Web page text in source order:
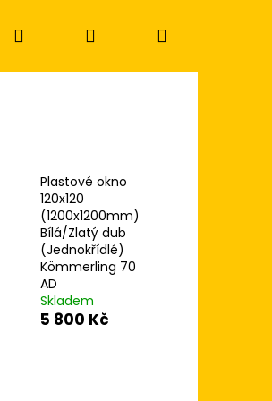
Hledat PřihlášeníNákupní
Plastové okno
120x120
(1200x1200mm)
Bílá/Zlatý dub
(Jednokřídlé)
Kömmerling 70
AD
Skladem
5 800 Kč